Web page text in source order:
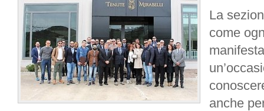
La
come
anche